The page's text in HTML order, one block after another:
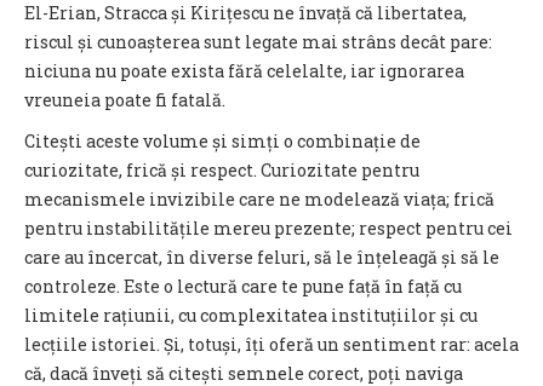
El-Erian, Stracca și Kirițescu ne învață că libertatea,
riscul și cunoașterea sunt legate mai strâns decât pare:
niciuna nu poate exista fără celelalte, iar ignorarea
vreuneia poate fi fatală.
Citești aceste volume și simți o combinație de
curiozitate, frică și respect. Curiozitate pentru
mecanismele invizibile care ne modelează viața; frică
pentru instabilitățile mereu prezente; respect pentru cei
care au încercat, în diverse feluri, să le înțeleagă și să le
controleze. Este o lectură care te pune față în față cu
limitele rațiunii, cu complexitatea instituțiilor și cu
lecțiile istoriei. Și, totuși, îți oferă un sentiment rar: acela
că, dacă înveți să citești semnele corect, poți naviga